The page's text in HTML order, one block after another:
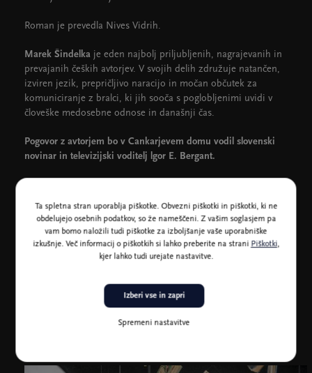
Roman je prevedla Nives Vidrih.
Marek Šindelka je eden najbolj priljubljenih, nagrajevanih in
prevajanih čeških avtorjev. V svojih delih združuje natančen,
izviren jezik, prepričljivo naracijo in močan občutek za
komuniciranje z bralci, ki jih sooča s poglobljenimi uvidi v
človeške medosebne odnose in današnji čas.
Pogovor z avtorjem bo v Cankarjevem domu vodil slovenski
novinar in televizijski voditelj lgor E. Bergant.
Zagotovljen bo prevod.
Obisk prireditev v Cankarjevem domu skladno s
kulturnih storitev končnim uporabnikom v Republiki Sloveniji.
Varno na dogodke >>
Ta spletna stran uporablja piškotke. Obvezni piškotki in piškotki, ki ne
obdelujejo osebnih podatkov, so že nameščeni. Z vašim soglasjem pa
vam bomo naložili tudi piškotke za izboljšanje vaše uporabniške
izkušnje. Več informacij o piškotkih si lahko preberite na strani Piškotki,
kjer lahko tudi urejate nastavitve.
Spremeni nastavitve
Izberi vse in zapri